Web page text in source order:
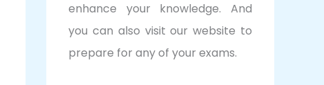
enhance your knowledge. And
you can also visit our website to
prepare for any of your exams.